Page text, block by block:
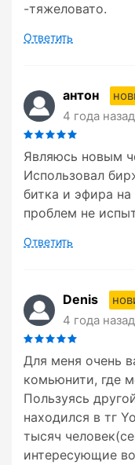
-тяжеловато.
Ответить
антон
4 года назад
Являюсь новым
Использовал
битка и эфира
проблем не
Ответить
Denis
4 года назад
Для меня очень
комьюнити, где
Пользуясь
находился в тг
тысяч
интересующие